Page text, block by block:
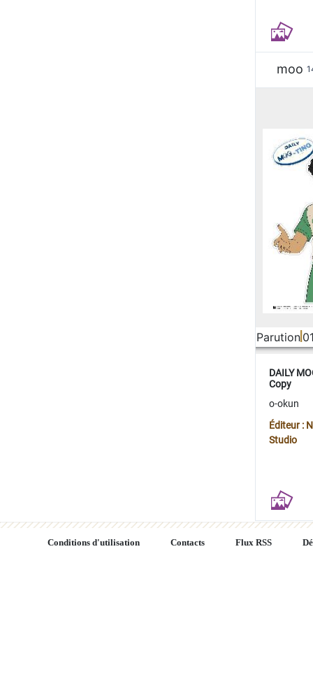
moo
Parution
DAILY
Copy
o-okun
Éditeur :
Studio
Conditions d'utilisation Contacts Flux RSS